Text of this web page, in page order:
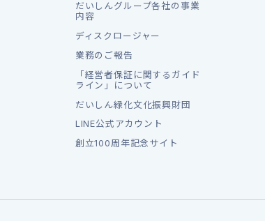
だいしんグループ各社の事業
内容
ディスクロージャー
業務のご報告
「経営者保証に関するガイド
ライン」について
だいしん緑化文化振興財団
LINE公式アカウント
創立100周年記念サイト